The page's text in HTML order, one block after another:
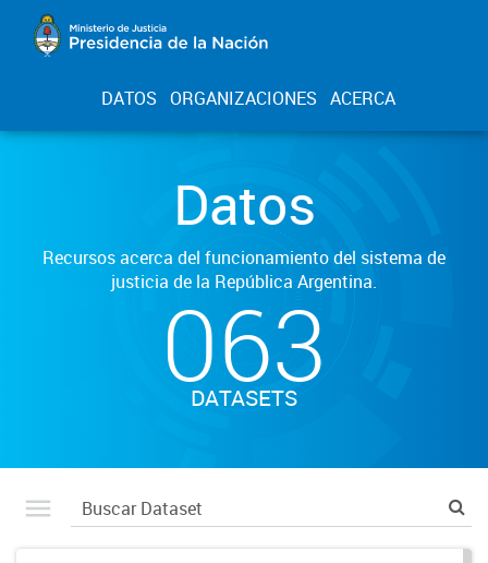
DATOS ORGANIZACIONES ACERCA
Datos
Recursos acerca del funcionamiento del sistema de
justicia de la República Argentina.
063
DATASETS